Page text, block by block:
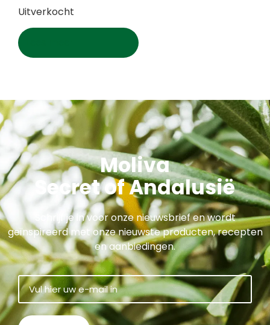
Uitverkocht
Moliva
Secret of Andalusië
Schrijf je in voor onze nieuwsbrief en wordt
geïnspireerd met onze nieuwste producten, recepten
en aanbiedingen.